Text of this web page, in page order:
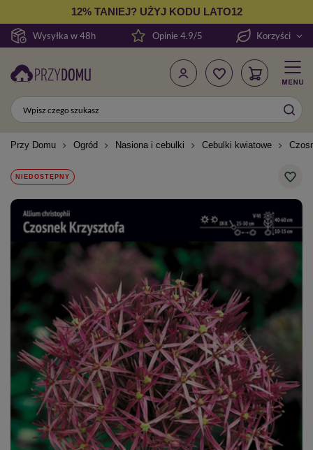
Wysyłka w 48h
12% TANIEJ? UŻYJ KODU LATO12
Opinie 4.9/5 Korzyści
Przy Domu Ogród Nasiona i cebulki Cebulki kwiatowe
NIEDOSTĘPNY